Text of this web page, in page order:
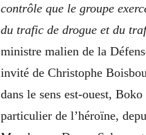
contrôle que le groupe
du trafic de drogue et du
ministre malien de la
invité de Christophe
dans le sens est-ouest,
particulier de l’héroïne,